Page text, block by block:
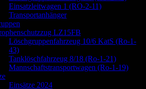
Einsatzleitwagen 1 (RO-2-11)
Transportanhänger
LZ15FB
Löschgruppenfahrzeug 10/6 KatS (Ro-1-
43)
Tanklöschfahrzeug 8/18 (Ro-1-21)
Mannschaftstransportwagen (Ro-1-19)
Einsätze 2024